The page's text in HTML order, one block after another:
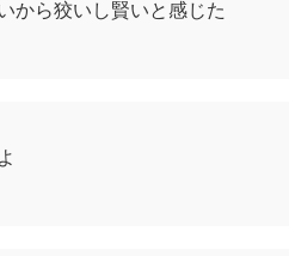
から狡いし賢いと感じた